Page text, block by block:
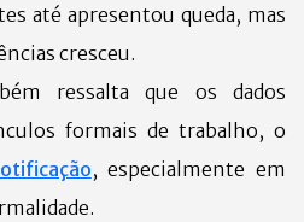
até apresentou queda, mas
cresceu.
ressalta que os dados
formais de trabalho, o
, especialmente em